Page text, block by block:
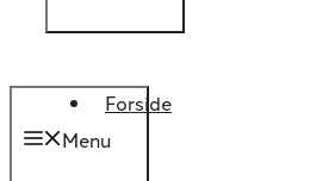
Forside
Menu